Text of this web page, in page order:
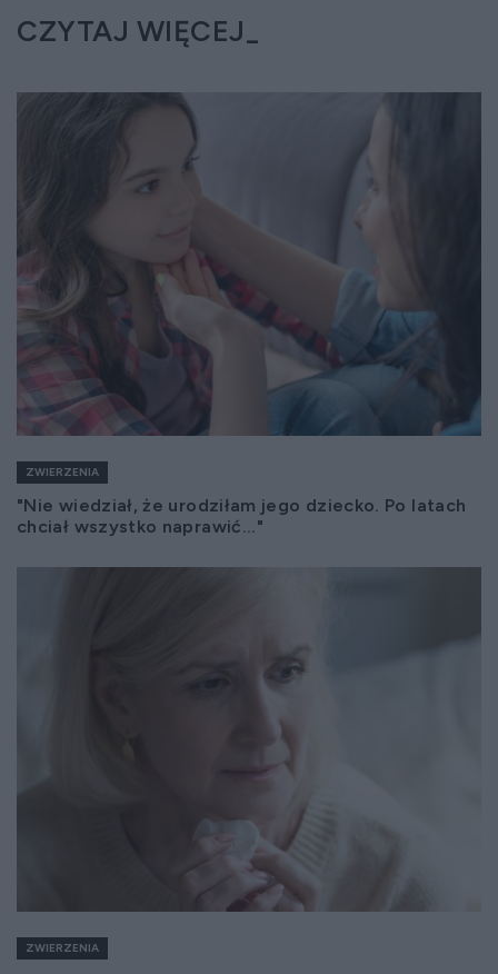
CZYTAJ WIĘCEJ
ZWIERZENIA
"Nie wiedział, że urodziłam jego dziecko. Po latach
chciał wszystko naprawić..."
ZWIERZENIA